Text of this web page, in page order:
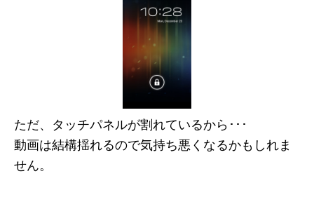
ただ、タッチパネルが割れているから･･･
動画は結構揺れるので気持ち悪くなるかもしれま
せん。